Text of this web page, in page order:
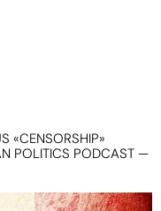
«CENSORSHIP»
POLITICS PODCAST —